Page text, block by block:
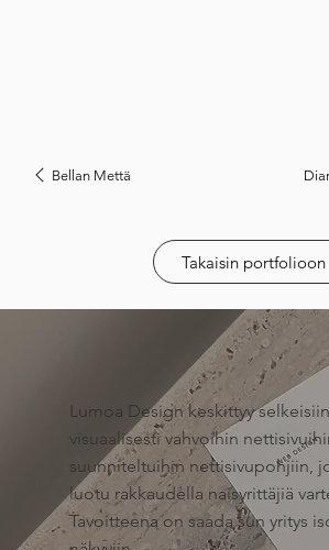
Bellan Mettä
Takaisin portfolioon
Lumoa Design keskittyy
visuaalisesti vahvoihin
suunniteltuihin nettisivupohjiin,
luotu rakkaudella naisyrittäjiä
Tavoitteena on saada sun yritys